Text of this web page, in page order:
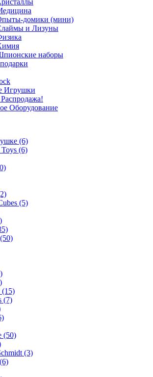
домики (мини)
и Лизуны
наборы
Игрушки
Оборудование
(6)
(6)
(5)
(50)
(15)
(7)
(50)
(3)
(6)